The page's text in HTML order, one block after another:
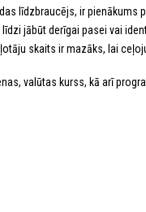
līdzbraucējs, ir pienākums
jābūt derīgai pasei vai
skaits ir mazāks, lai
valūtas kurss, kā arī